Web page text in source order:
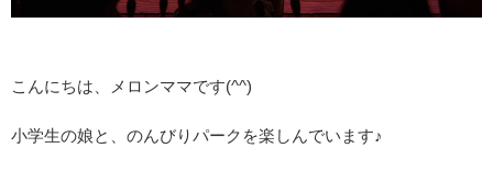
こんにちは、メロンママです(^^)
小学生の娘と、のんびりパークを楽しんでいます♪